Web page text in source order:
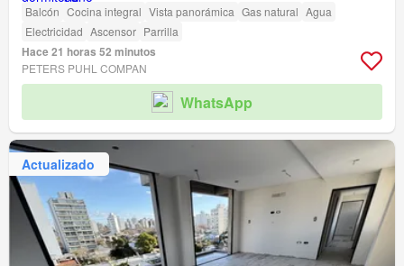
Balcón Cocina integral Vista panorámica Gas natural Agua
Electricidad Ascensor Parrilla
Hace 21 horas 52 minutos
PETERS PUHL COMPAN
WhatsApp
Actualizado